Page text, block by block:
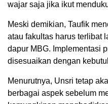
wajar saja jika ikut
Meski demikian, Taufik
atau fakultas harus terlibat
dapur MBG. Implementasi
disesuaikan dengan
Menurutnya, Unsri tetap
berbagai aspek sebelum